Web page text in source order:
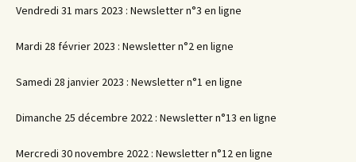
Vendredi 31 mars 2023 : Newsletter n°3 en ligne
Mardi 28 février 2023 : Newsletter n°2 en ligne
Samedi 28 janvier 2023 : Newsletter n°1 en ligne
Dimanche 25 décembre 2022 : Newsletter n°13 en ligne
Mercredi 30 novembre 2022 : Newsletter n°12 en ligne